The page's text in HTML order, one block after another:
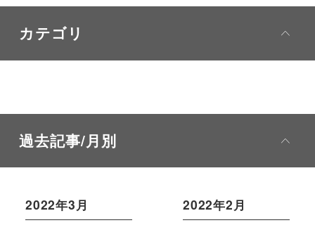
カテゴリ
過去記事/月別
2022年3月 2022年2月